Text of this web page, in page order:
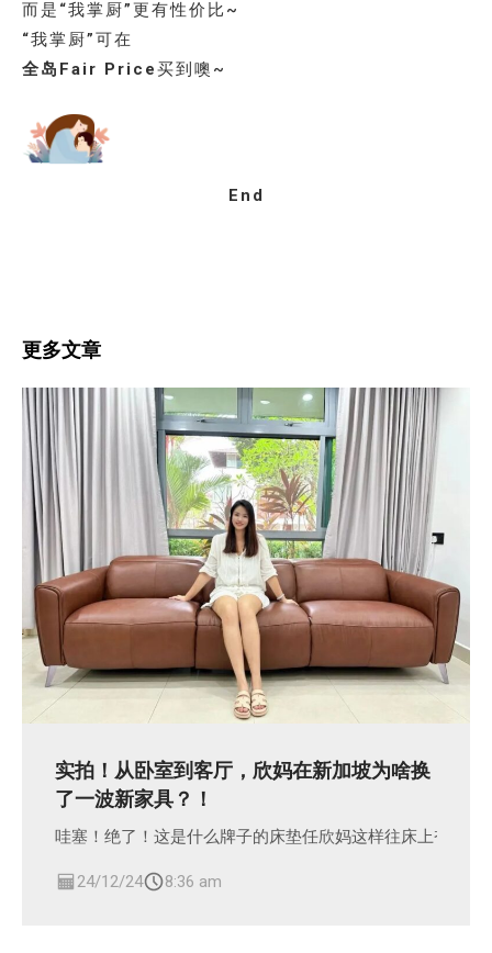
而是“我掌厨”更有性价比~
“我掌厨”可在
全岛Fair Price买到噢~
End
更多文章
实拍！从卧室到客厅，欣妈在新加坡为啥换
了一波新家具？！
哇塞！绝了！这是什么牌子的床垫任欣妈这样往床上奋力
24/12/24 8:36 am